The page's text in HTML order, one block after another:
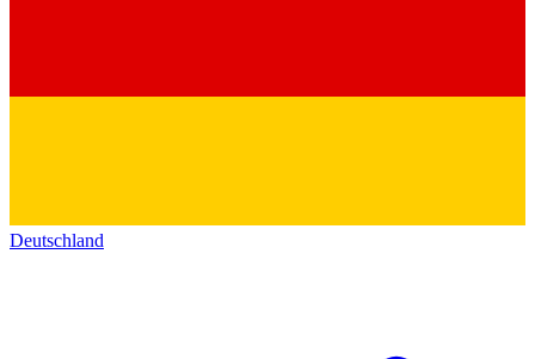
Deutschland